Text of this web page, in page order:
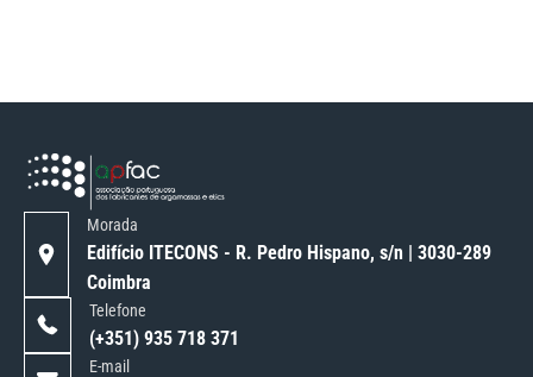
Morada
Edifício ITECONS - R. Pedro Hispano, s/n | 3030-289
Coimbra
Telefone
(+351) 935 718 371
E-mail